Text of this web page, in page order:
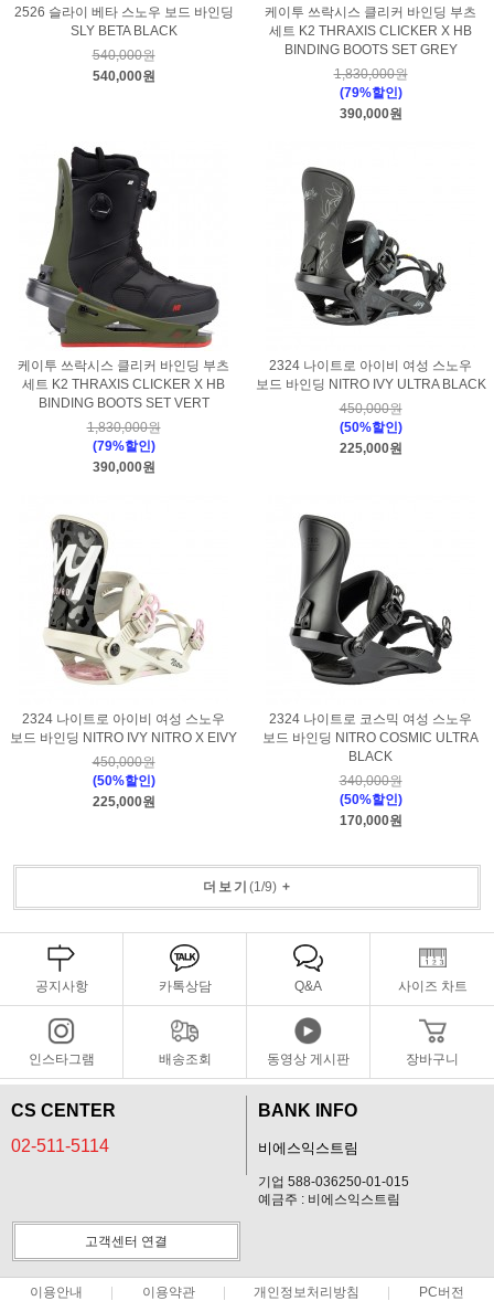
2526 슬라이 베타 스노우 보드 바인딩
SLY BETA BLACK
540,000원
540,000원
케이투 쓰락시스 클리커 바인딩 부츠
세트 K2 THRAXIS CLICKER X HB
BINDING BOOTS SET GREY
1,830,000원
(79%할인)
390,000원
케이투 쓰락시스 클리커 바인딩 부츠
세트 K2 THRAXIS CLICKER X HB
BINDING BOOTS SET VERT
1,830,000원
(79%할인)
390,000원
2324 나이트로 아이비 여성 스노우
보드 바인딩 NITRO IVY ULTRA BLACK
450,000원
(50%할인)
225,000원
2324 나이트로 아이비 여성 스노우
보드 바인딩 NITRO IVY NITRO X EIVY
450,000원
(50%할인)
225,000원
2324 나이트로 코스믹 여성 스노우
보드 바인딩 NITRO COSMIC ULTRA
BLACK
340,000원
(50%할인)
170,000원
더보기 (1/9)+
공지사항 카톡상담 Q&A 사이즈 차트
인스타그램 배송조회 동영상 게시판 장바구니
CS CENTER
02-511-5114
BANK INFO
비에스익스트림
기업 588-036250-01-015
예금주 : 비에스익스트림
고객센터 연결
이용안내 이용약관 개인정보처리방침 PC버전